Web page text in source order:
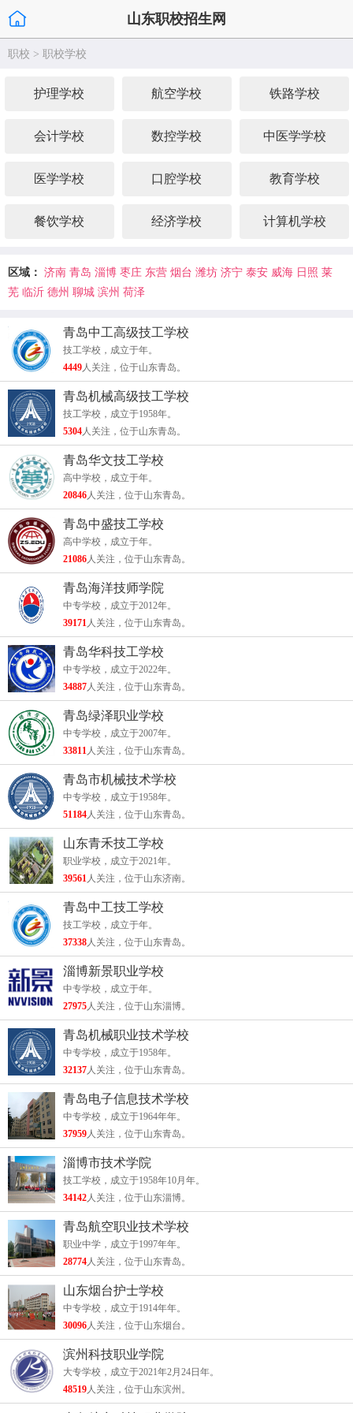
山东职校招生网
职校 > 职校学校
护理学校 航空学校 铁路学校
会计学校 数控学校 中医学学校
医学学校 口腔学校 教育学校
餐饮学校 经济学校 计算机学校
区域： 济南 青岛 淄博 枣庄 东营 烟台 潍坊 济宁 泰安 威海 日照 莱
芜 临沂 德州 聊城 滨州 荷泽
青岛中工高级技工学校
技工学校，成立于年。
4449人关注，位于山东青岛。
青岛机械高级技工学校
技工学校，成立于1958年。
5304人关注，位于山东青岛。
青岛华文技工学校
高中学校，成立于年。
20846人关注，位于山东青岛。
青岛中盛技工学校
高中学校，成立于年。
21086人关注，位于山东青岛。
青岛海洋技师学院
中专学校，成立于2012年。
39171人关注，位于山东青岛。
青岛华科技工学校
中专学校，成立于2022年。
34887人关注，位于山东青岛。
青岛绿泽职业学校
中专学校，成立于2007年。
33811人关注，位于山东青岛。
青岛市机械技术学校
中专学校，成立于1958年。
51184人关注，位于山东青岛。
山东青禾技工学校
职业学校，成立于2021年。
39561人关注，位于山东济南。
青岛中工技工学校
技工学校，成立于年。
37338人关注，位于山东青岛。
淄博新景职业学校
中专学校，成立于年。
27975人关注，位于山东淄博。
青岛机械职业技术学校
中专学校，成立于1958年。
32137人关注，位于山东青岛。
青岛电子信息技术学校
中专学校，成立于1964年年。
37959人关注，位于山东青岛。
淄博市技术学院
技工学校，成立于1958年10月年。
34142人关注，位于山东淄博。
青岛航空职业技术学校
职业中学，成立于1997年年。
28774人关注，位于山东青岛。
山东烟台护士学校
中专学校，成立于1914年年。
30096人关注，位于山东烟台。
滨州科技职业学院
大专学校，成立于2021年2月24日年。
48519人关注，位于山东滨州。